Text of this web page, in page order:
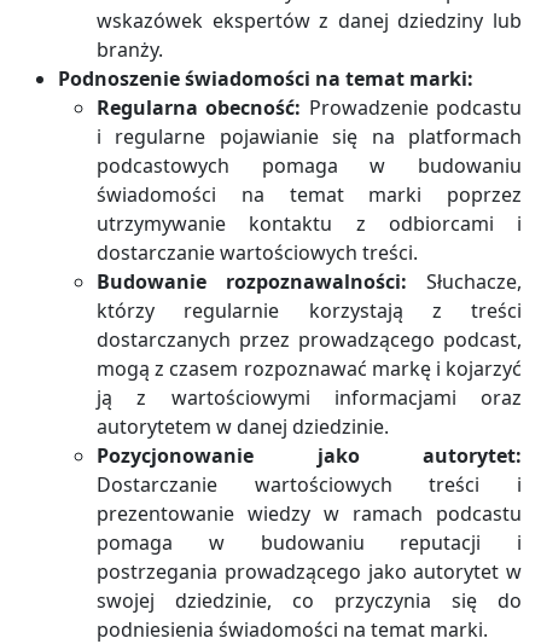
wskazówek ekspertów z danej dziedziny lub
branży.
Podnoszenie świadomości na temat marki:
Regularna obecność: Prowadzenie podcastu
i regularne pojawianie się na platformach
podcastowych pomaga w budowaniu
świadomości na temat marki poprzez
utrzymywanie kontaktu z odbiorcami i
dostarczanie wartościowych treści.
Budowanie rozpoznawalności: Słuchacze,
którzy regularnie korzystają z treści
dostarczanych przez prowadzącego podcast,
mogą z czasem rozpoznawać markę i kojarzyć
ją z wartościowymi informacjami oraz
autorytetem w danej dziedzinie.
Pozycjonowanie jako autorytet:
Dostarczanie wartościowych treści i
prezentowanie wiedzy w ramach podcastu
pomaga w budowaniu reputacji i
postrzegania prowadzącego jako autorytet w
swojej dziedzinie, co przyczynia się do
podniesienia świadomości na temat marki.